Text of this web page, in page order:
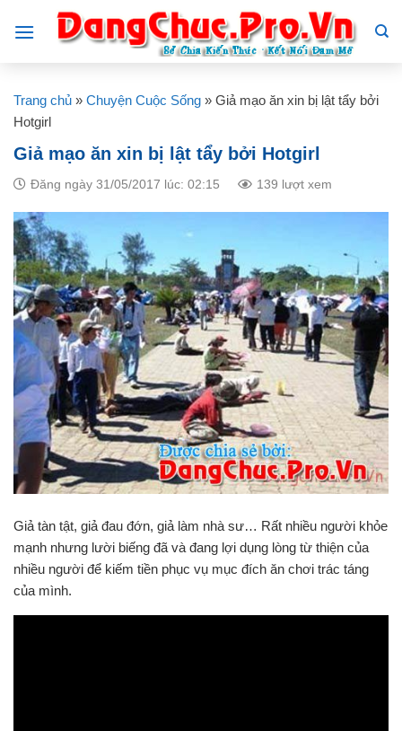
Trang chủ » Chuyện Cuộc Sống » Giả mạo ăn xin bị lật tẩy bởi
Hotgirl
Giả mạo ăn xin bị lật tẩy bởi Hotgirl
Đăng ngày 31/05/2017 lúc: 02:15 139 lượt xem
Giả tàn tật, giả đau đớn, giả làm nhà sư… Rất nhiều người khỏe
mạnh nhưng lười biếng đã và đang lợi dụng lòng từ thiện của
nhiều người để kiếm tiền phục vụ mục đích ăn chơi trác táng
của mình.